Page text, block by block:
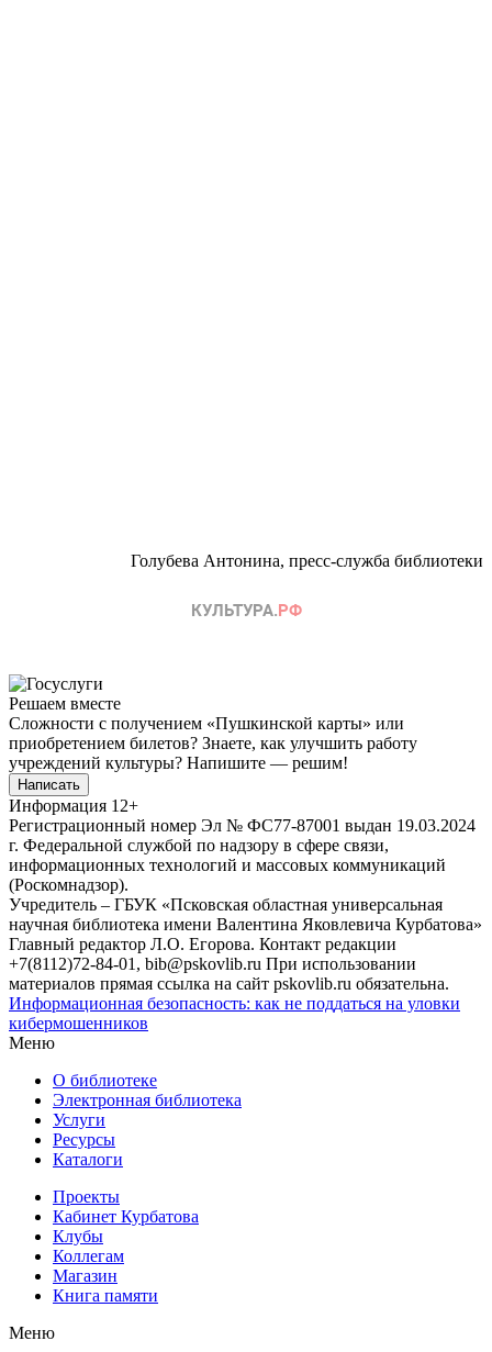
Голубева Антонина, пресс-служба библиотеки
Решаем вместе
Сложности с получением «Пушкинской карты» или
приобретением билетов? Знаете, как улучшить работу
учреждений культуры? Напишите — решим!
Написать
Информация 12+
Регистрационный номер Эл № ФС77-87001 выдан 19.03.2024
г. Федеральной службой по надзору в сфере связи,
информационных технологий и массовых коммуникаций
(Роскомнадзор).
Учредитель – ГБУК «Псковская областная универсальная
научная библиотека имени Валентина Яковлевича Курбатова»
Главный редактор Л.О. Егорова. Контакт редакции
+7(8112)72-84-01, bib@pskovlib.ru При использовании
материалов прямая ссылка на сайт pskovlib.ru обязательна.
Информационная безопасность: как не поддаться на уловки
кибермошенников
Меню
О библиотеке
Электронная библиотека
Услуги
Ресурсы
Каталоги
Проекты
Кабинет Курбатова
Клубы
Коллегам
Магазин
Книга памяти
Меню